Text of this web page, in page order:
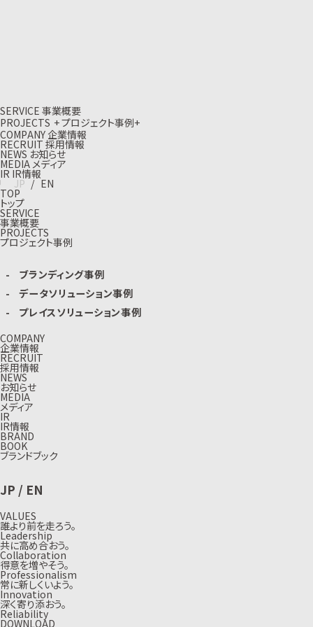
SERVICE 事業概要
PROJECTS +プロジェクト事例+
COMPANY企業情報
RECRUIT 採用情報
NEWS お知らせ
MEDIA メディア
IR IR情報
JP / EN
TOP
トップ
SERVICE
事業概要
PROJECTS
プロジェクト事例
ブランディング事例
データソリューション事例
プレイスソリューション事例
COMPANY
企業情報
RECRUIT
採用情報
NEWS
お知らせ
MEDIA
メディア
IR
IR情報
BRAND
BOOK
ブランドブック
JP / EN
VALUES
誰より前を走ろう。
Leadership
共に高め合おう。
Collaboration
得意を増やそう。
Professionalism
常に新しくいよう。
Innovation
深く寄り添おう。
Reliability
DOWNLOAD